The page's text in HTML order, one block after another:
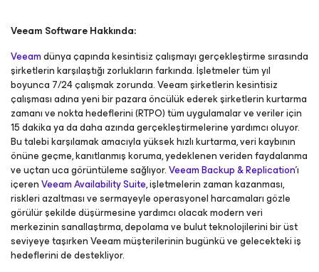
Veeam Software Hakkında:
Veeamdünya çapında kesintisiz çalışmayı gerçekleştirme sırasında
şirketlerin karşılaştığı zorlukların farkında. İşletmeler tüm yıl
boyunca 7/24 çalışmak zorunda. Veeam şirketlerin kesintisiz
çalışması adına yeni bir pazara öncülük ederek şirketlerin kurtarma
zamanı ve nokta hedeflerini (RTPO) tüm uygulamalar ve veriler için
15 dakika ya da daha azında gerçekleştirmelerine yardımcı oluyor.
Bu talebi karşılamak amacıyla yüksek hızlı kurtarma, veri kaybının
önüne geçme, kanıtlanmış koruma, yedeklenen veriden faydalanma
ve uçtan uca görüntüleme sağlıyor.Veeam Backup & Replication’ı
içerenVeeam Availability Suite, işletmelerin zaman kazanması,
riskleri azaltması ve sermayeyle operasyonel harcamaları gözle
görülür şekilde düşürmesine yardımcı olacak modern veri
merkezinin sanallaştırma, depolama ve bulut teknolojilerini bir üst
seviyeye taşırken Veeam müşterilerinin bugünkü ve gelecekteki iş
hedeflerini de destekliyor.